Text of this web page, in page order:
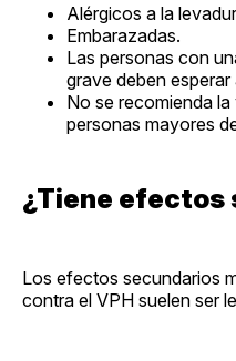
Alérgicos a la
Embarazadas.
Las personas con
grave deben esperar
No se recomienda
personas mayores
¿Tiene efectos
Los efectos secundarios
contra el VPH suelen ser